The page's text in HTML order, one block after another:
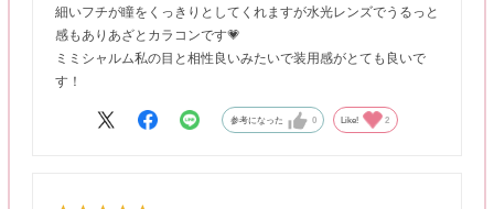
細いフチが瞳をくっきりとしてくれますが水光レンズでうるっと
感もありあざとカラコンです💗
ミミシャルム私の目と相性良いみたいで装用感がとても良いで
す！
参考になった 0 Like! 2